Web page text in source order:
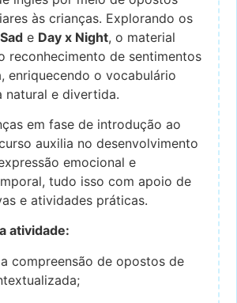
às crianças. Explorando os
e Day x Night, o material
reconhecimento de sentimentos
enriquecendo o vocabulário
natural e divertida.
em fase de introdução ao
auxilia no desenvolvimento
emocional e
tudo isso com apoio de
e atividades práticas.
atividade:
compreensão de opostos de